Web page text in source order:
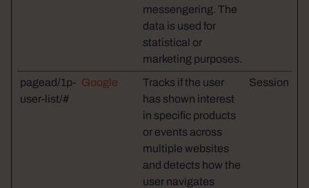
messengering. The
data is used for
statistical or
marketing purposes.
pagead/1p-
user-list/#
Google
Tracks if the user
has shown interest
in specific products
or events across
multiple websites
and detects how the
user navigates
Session